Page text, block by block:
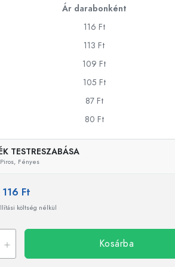
Ár darabonként
116 Ft
113 Ft
109 Ft
105 Ft
87 Ft
80 Ft
TESTRESZABÁSA
Piros, Fényes
116 Ft
költség nélkül
Kosárba